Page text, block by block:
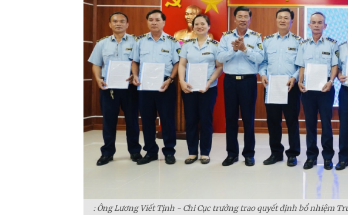
: Ông Lương Viết Tịnh - Chi Cục trưởng trao quyết định bổ nhiệm